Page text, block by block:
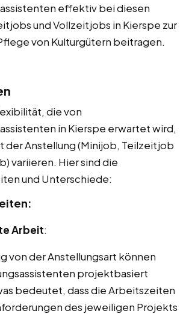
effektiv bei diesen
und Vollzeitjobs in Kierspe zur
von Kulturgütern beitragen.
die von
in Kierspe erwartet wird,
der Anstellung (Minijob, Teilzeitjob
variieren. Hier sind die
und Unterschiede:
Arbeit:
von der Anstellungsart können
projektbasiert
bedeutet, dass die Arbeitszeiten
des jeweiligen Projekts